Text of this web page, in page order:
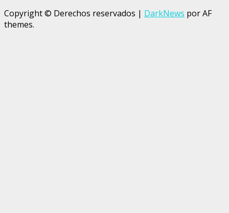
Copyright © Derechos reservados | DarkNews por AF
themes.